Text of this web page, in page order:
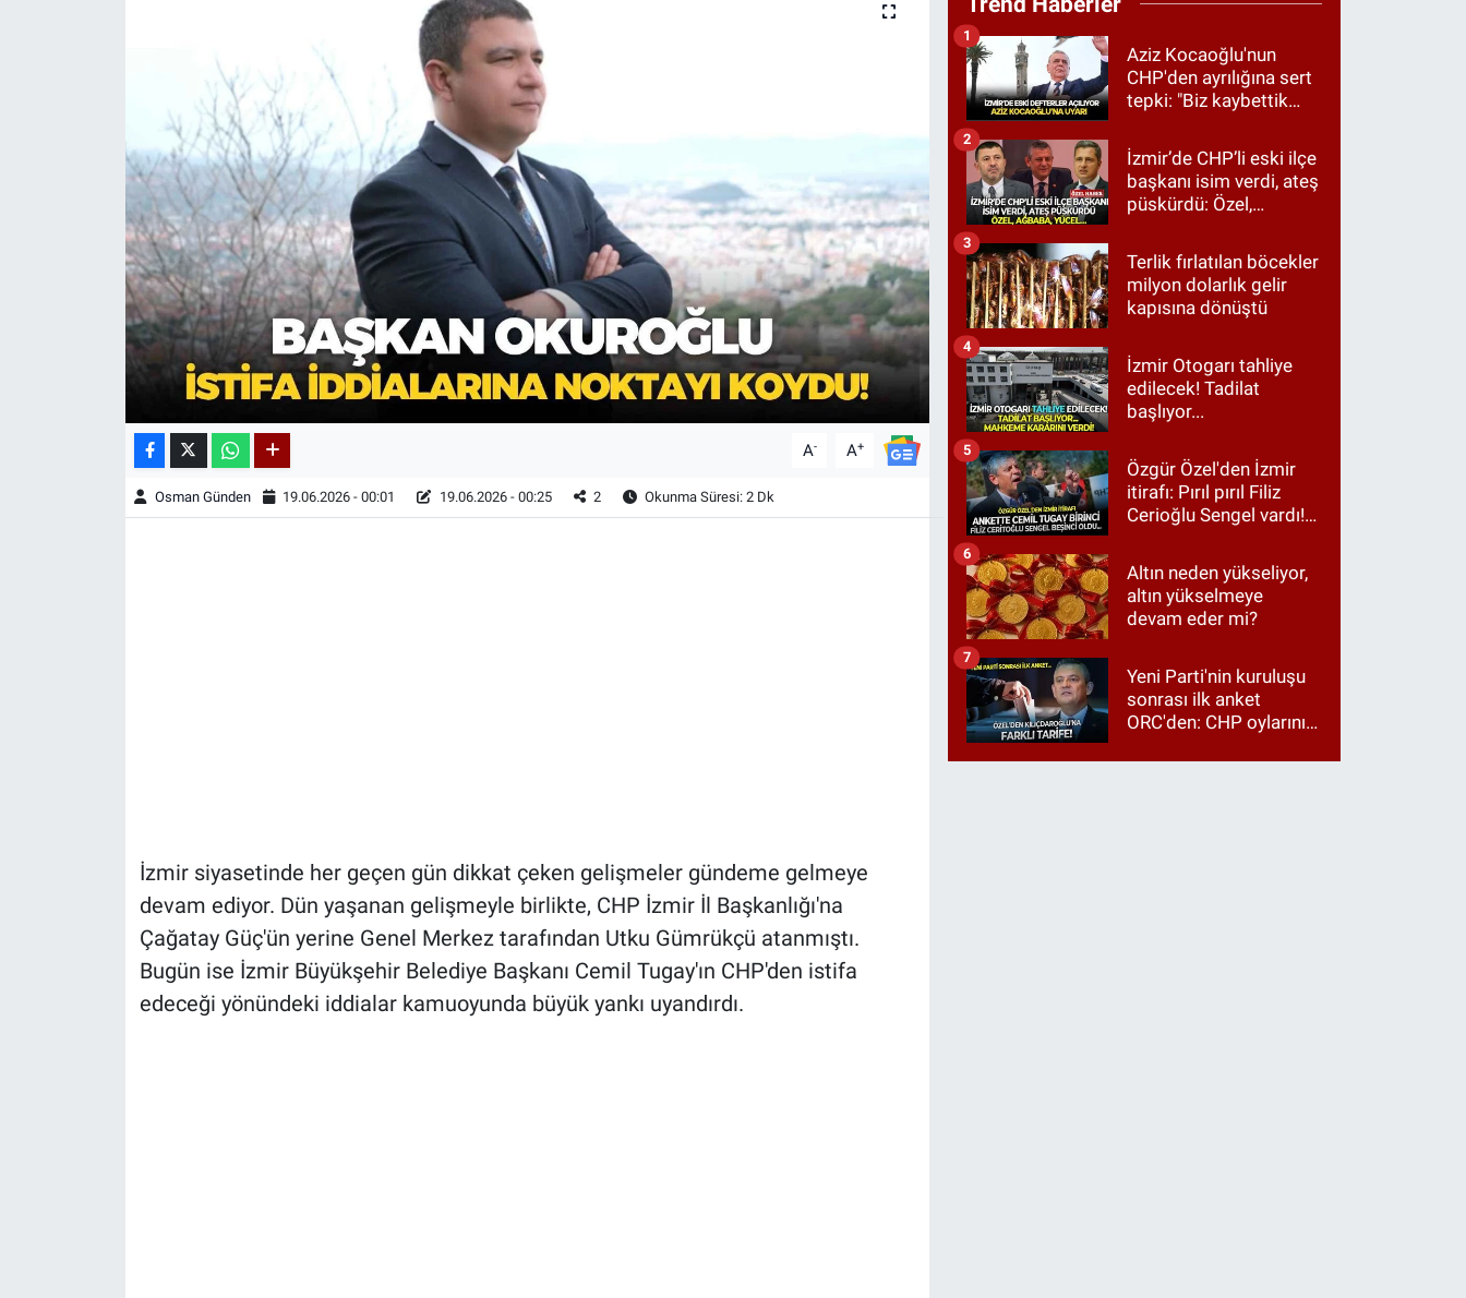
A- A+
Osman Günden 19.06.2026 - 00:01 19.06.2026 - 00:25 2 Okunma Süresi: 2 Dk
İzmir siyasetinde her geçen gün dikkat çeken gelişmeler gündeme gelmeye
devam ediyor. Dün yaşanan gelişmeyle birlikte, CHP İzmir İl Başkanlığı'na
Çağatay Güç'ün yerine Genel Merkez tarafından Utku Gümrükçü atanmıştı.
Bugün ise İzmir Büyükşehir Belediye Başkanı Cemil Tugay'ın CHP'den istifa
edeceği yönündeki iddialar kamuoyunda büyük yankı uyandırdı.
Aziz Kocaoğlu'nun
CHP'den ayrılığına sert
tepki: "Biz kaybettik
etmedik"
1
İzmir’de CHP’li eski ilçe
başkanı isim verdi, ateş
püskürdü: Özel,
2
Terlik fırlatılan böcekler
milyon dolarlık gelir
kapısına dönüştü
3
İzmir Otogarı tahliye
edilecek! Tadilat
başlıyor...
4
Özgür Özel'den İzmir
itirafı: Pırıl pırıl Filiz
Cerioğlu Sengel vardı!
Tugay birinci çıktı
5
Altın neden yükseliyor,
altın yükselmeye
devam eder mi?
6
Yeni Parti'nin kuruluşu
sonrası ilk anket
ORC'den: CHP oylarının
üçte biri Kılıçdaroğlu'na
7